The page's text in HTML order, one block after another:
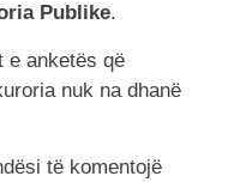
Publike.
e anketës që
nuk na dhanë
të komentojë